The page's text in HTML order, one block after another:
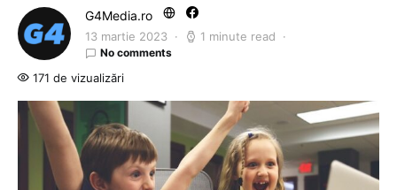
G4Media.ro
13 martie 2023 1 minute read
No comments
171 de vizualizări